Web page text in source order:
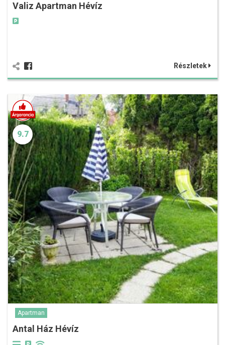
Valiz Apartman Hévíz
Részletek
9.7
Apartman
Antal Ház Hévíz